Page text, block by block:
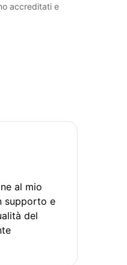
accreditati e
al mio
supporto e
del